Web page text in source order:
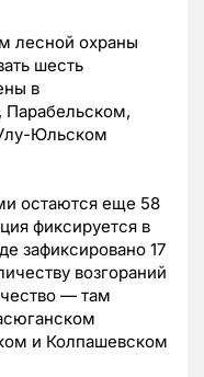
лесной охраны
шесть
в
Парабельском,
Юльском
остаются еще 58
фиксируется в
зафиксировано 17
возгораний
— там
и Колпашевском